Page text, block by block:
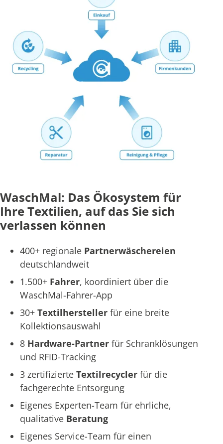
WaschMal: Das Ökosystem für
Ihre Textilien, auf das Sie sich
verlassen können
400+ regionale Partnerwäschereien
deutschlandweit
1.500+ Fahrer, koordiniert über die
WaschMal-Fahrer-App
30+ Textilhersteller für eine breite
Kollektionsauswahl
8 Hardware-Partner für Schranklösungen
und RFID-Tracking
3 zertifizierte Textilrecycler für die
fachgerechte Entsorgung
Eigenes Experten-Team für ehrliche,
qualitative Beratung
Eigenes Service-Team für einen